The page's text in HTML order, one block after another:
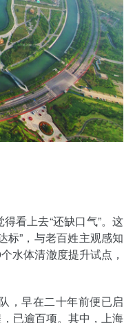
看上去“还缺口气”。这
标”，与老百姓主观感知
水体清澈度提升试点，
，早在二十年前便已启
已逾百项。其中，上海